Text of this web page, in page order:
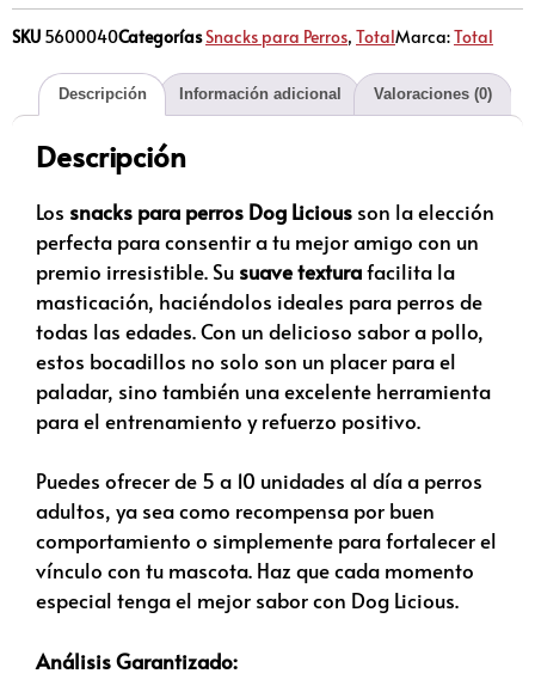
SKU 5600040CategoríasSnacks para Perros, TotalMarca:Total
Descripción Información adicional Valoraciones (0)
Descripción
Los snacks para perros Dog Licious son la elección
perfecta para consentir a tu mejor amigo con un
premio irresistible. Su suave texturafacilita la
masticación, haciéndolos ideales para perros de
todas las edades. Con un delicioso sabor a pollo,
estos bocadillos no solo son un placer para el
paladar, sino también una excelente herramienta
para el entrenamiento y refuerzo positivo.
Puedes ofrecer de 5 a 10 unidades al día a perros
adultos, ya sea como recompensa por buen
comportamiento o simplemente para fortalecer el
vínculo con tu mascota. Haz que cada momento
especial tenga el mejor sabor con Dog Licious.
Análisis Garantizado: